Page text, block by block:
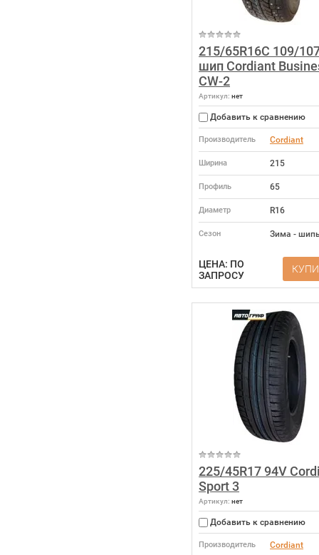
215/65R16C 109/
шип Cordiant
CW-2
Артикул: нет
Добавить к сравнению
Производитель Cordiant
Ширина 215
Профиль 65
Диаметр R16
Сезон Зима -
ЦЕНА: ПО
ЗАПРОСУ
225/45R17 94V
Sport 3
Артикул: нет
Добавить к сравнению
Производитель Cordiant